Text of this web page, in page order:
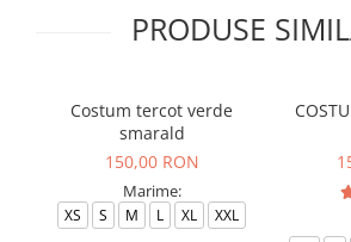
PRODUSE
Costum tercot verde
smarald
150,00 RON
Marime:
XS S M L XL XXL